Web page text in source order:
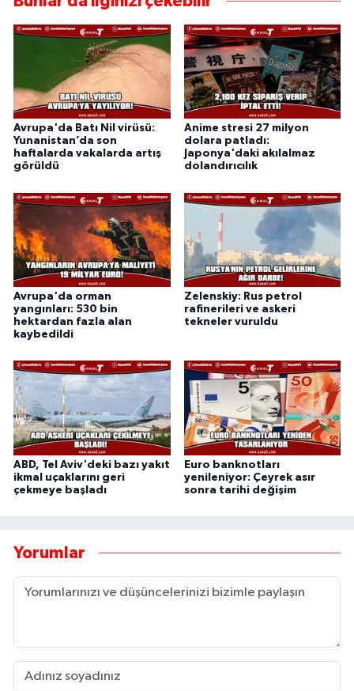
Avrupa'da Batı Nil virüsü:
Yunanistan’da son
haftalarda vakalarda artış
görüldü
Anime stresi 27 milyon
dolara patladı:
Japonya'daki akılalmaz
dolandırıcılık
Avrupa'da orman
yangınları: 530 bin
hektardan fazla alan
kaybedildi
Zelenskiy: Rus petrol
rafinerileri ve askeri
tekneler vuruldu
ABD, Tel Aviv'deki bazı yakıt
ikmal uçaklarını geri
çekmeye başladı
Euro banknotları
yenileniyor: Çeyrek asır
sonra tarihi değişim
Yorumlar